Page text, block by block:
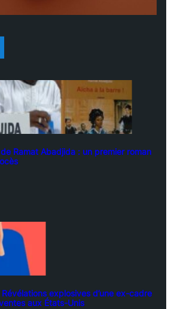
Ramat Abadjida : un premier roman
explosives d’une ex-cadre
aux États-Unis